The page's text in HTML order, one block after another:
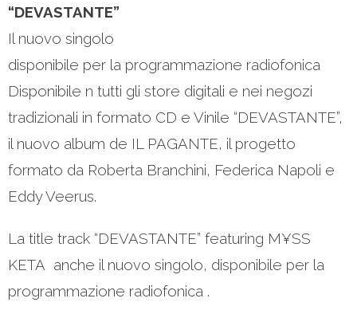
“DEVASTANTE”
Il nuovo singolo
disponibile per la programmazione radiofonica
Disponibile n tutti gli store digitali e nei negozi
tradizionali in formato CD e Vinile “DEVASTANTE”,
il nuovo album de IL PAGANTE, il progetto
formato da Roberta Branchini, Federica Napoli e
Eddy Veerus.
La title track “DEVASTANTE” featuring M¥SS
KETA anche il nuovo singolo, disponibile per la
programmazione radiofonica .